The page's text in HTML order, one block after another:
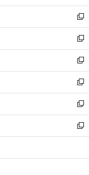
ウ
で
開
く
ン
ド
ウ
で
開
く
ウ
ィ
ン
ド
ウ
で
開
く
し
い
ウ
ィ
ン
ド
ウ
で
開
く
新
し
い
ウ
ィ
ン
ド
ウ
で
開
く
新
し
い
ウ
ィ
ン
ド
ウ
で
開
新
し
い
ウ
ィ
ン
ド
ウ
開
新
し
い
ウ
ィ
ン
ウ
新
し
い
ウ
ン
新
し
ウ